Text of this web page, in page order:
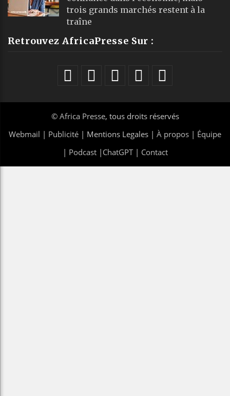
trois grands marchés restent à la
traîne
Retrouvez AfricaPresse Sur :
© Africa Presse, tous droits réservés
Webmail | Publicité | Mentions Legales | À propos | Équipe
| Podcast| ChatGPT| Contact